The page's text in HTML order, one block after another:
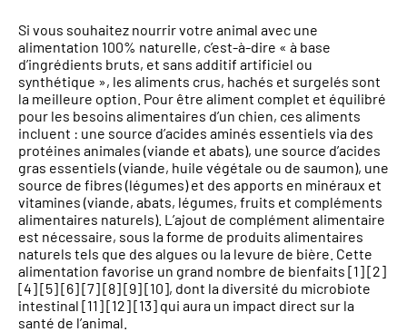
Si vous souhaitez nourrir votre animal avec une
alimentation 100% naturelle, c’est-à-dire « à base
d’ingrédients bruts, et sans additif artificiel ou
synthétique », les aliments crus, hachés et surgelés sont
la meilleure option. Pour être aliment complet et équilibré
pour les besoins alimentaires d’un chien, ces aliments
incluent : une source d’acides aminés essentiels via des
protéines animales (viande et abats), une source d’acides
gras essentiels (viande, huile végétale ou de saumon), une
source de fibres (légumes) et des apports en minéraux et
vitamines (viande, abats, légumes, fruits et compléments
alimentaires naturels). L’ajout de complément alimentaire
est nécessaire, sous la forme de produits alimentaires
naturels tels que des algues ou la levure de bière. Cette
alimentation favorise un grand nombre de bienfaits [1] [2]
[4] [5] [6] [7] [8] [9] [10], dont la diversité du microbiote
intestinal [11] [12] [13] qui aura un impact direct sur la
santé de l’animal.